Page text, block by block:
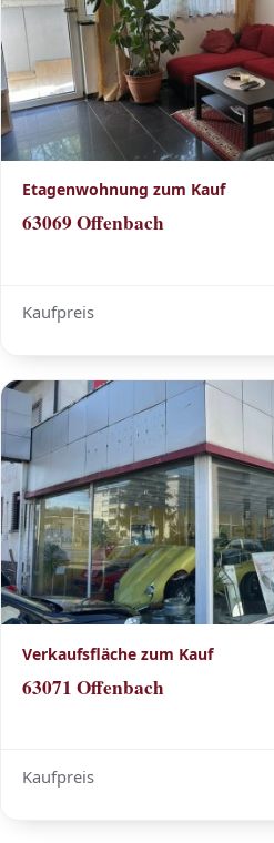
Etagenwohnung zum Kauf
63069 Offenbach
Kaufpreis
Verkaufsfläche zum Kauf
63071 Offenbach
Kaufpreis